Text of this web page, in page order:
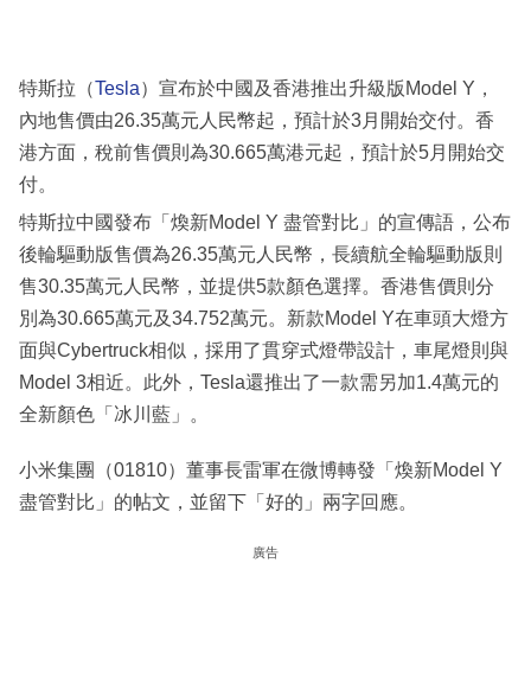
區
特斯拉（Tesla）宣布於中國及香港推出升級版Model Y，
內地售價由26.35萬元人民幣起，預計於3月開始交付。香
港方面，稅前售價則為30.665萬港元起，預計於5月開始交
付。
特斯拉中國發布「煥新Model Y 盡管對比」的宣傳語，公布
後輪驅動版售價為26.35萬元人民幣，長續航全輪驅動版則
售30.35萬元人民幣，並提供5款顏色選擇。香港售價則分
別為30.665萬元及34.752萬元。新款Model Y在車頭大燈方
面與Cybertruck相似，採用了貫穿式燈帶設計，車尾燈則與
Model 3相近。此外，Tesla還推出了一款需另加1.4萬元的
全新顏色「冰川藍」。
小米集團（01810）董事長雷軍在微博轉發「煥新Model Y
盡管對比」的帖文，並留下「好的」兩字回應。
廣告